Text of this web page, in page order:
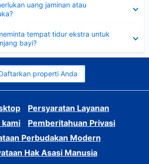
uang jaminan atau
tempat tidur ekstra untuk
bayi?
properti Anda
Persyaratan Layanan
kami
Pemberitahuan Privasi
Perbudakan Modern
Hak Asasi Manusia